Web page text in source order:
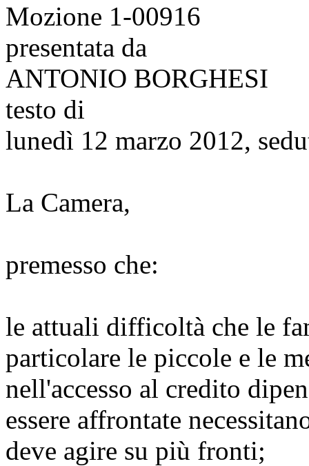
Mozione 1-00916
presentata da
ANTONIO BORGHESI
testo di
lunedì 12 marzo 2012,
La Camera,
premesso che:
le attuali difficoltà che le
particolare le piccole e le
nell'accesso al credito
essere affrontate
deve agire su più fronti;